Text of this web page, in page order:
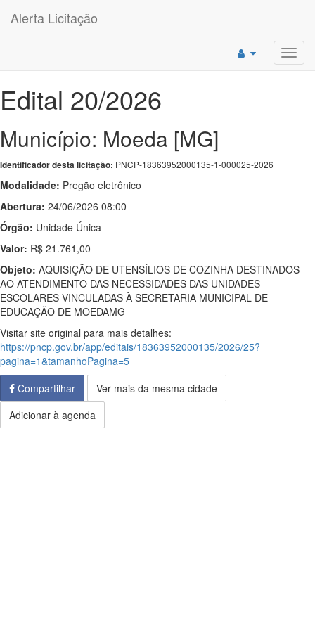
Alerta Licitação
Edital 20/2026
Município: Moeda [MG]
Identificador desta licitação: PNCP-18363952000135-1-000025-2026
Modalidade: Pregão eletrônico
Abertura: 24/06/2026 08:00
Órgão: Unidade Única
Valor: R$ 21.761,00
Objeto: AQUISIÇÃO DE UTENSÍLIOS DE COZINHA DESTINADOS
AO ATENDIMENTO DAS NECESSIDADES DAS UNIDADES
ESCOLARES VINCULADAS À SECRETARIA MUNICIPAL DE
EDUCAÇÃO DE MOEDAMG
Visitar site original para mais detalhes:
https://pncp.gov.br/app/editais/18363952000135/2026/25?
pagina=1&tamanhoPagina=5
Compartilhar
Ver mais da mesma cidade
Adicionar à agenda